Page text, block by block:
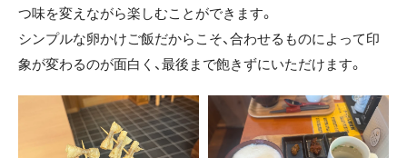
つ味を変えながら楽しむことができます。
シンプルな卵かけご飯だからこそ、合わせるものによって印
象が変わるのが面白く、最後まで飽きずにいただけます。